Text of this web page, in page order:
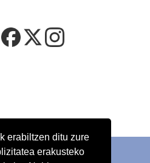
erabiltzen ditu zure
erakusteko